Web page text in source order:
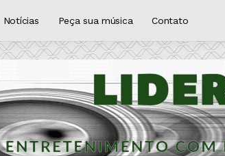
Notícias Peça sua música Contato